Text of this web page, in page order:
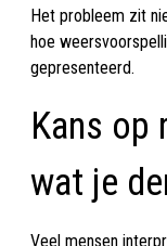
Het probleem zit
hoe
gepresenteerd.
Kans op
wat je
Veel mensen